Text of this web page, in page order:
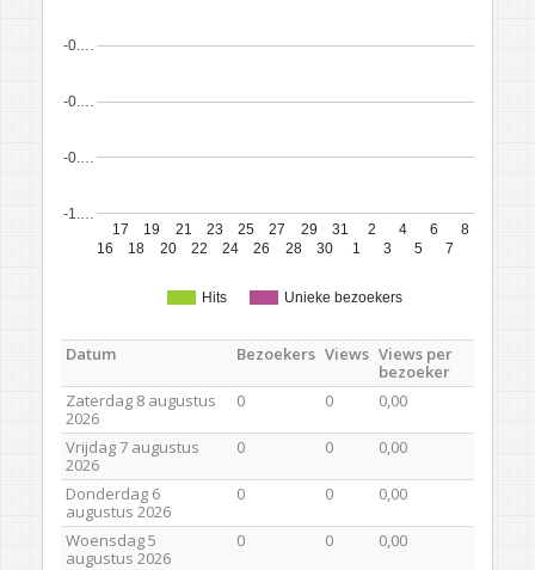
Hits Unieke bezoekers
16
17
18
19
20
21
22
23
24
25
26
27
28
29
30
31
1
2
3
4
5
6
7
8
-1.…
-0.…
-0.…
-0.…
Datum Bezoekers Views Views per
bezoeker
Zaterdag 8 augustus
2026
0 0 0,00
Vrijdag 7 augustus
2026
0 0 0,00
Donderdag 6
augustus 2026
0 0 0,00
Woensdag 5
augustus 2026
0 0 0,00